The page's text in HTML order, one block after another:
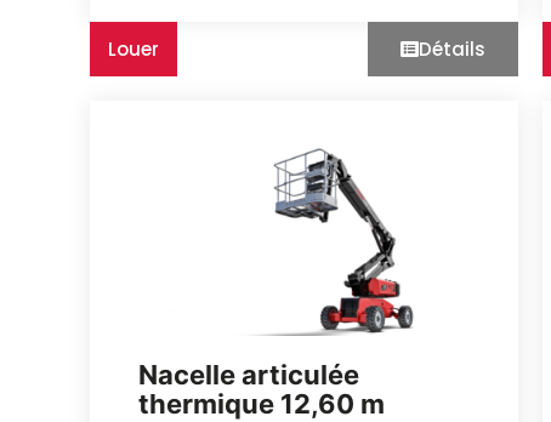
Louer Détails
Nacelle articulée
thermique 12,60 m